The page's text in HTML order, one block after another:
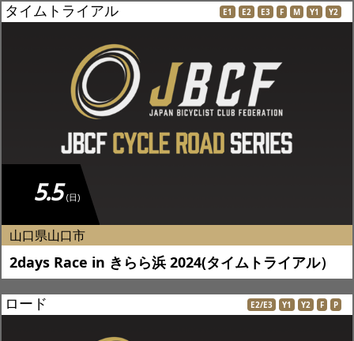
タイムトライアル E1 E2 E3 F M Y1 Y2
5.5 (日)
山口県山口市
2days Race in きらら浜 2024(タイムトライアル）
ロード E2/E3 Y1 Y2 F P